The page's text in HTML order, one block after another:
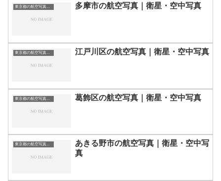
多摩市の航空写真｜衛星・空中写真
江戸川区の航空写真｜衛星・空中写真
葛飾区の航空写真｜衛星・空中写真
東京都の航空写真・空中写真
あきる野市の航空写真｜衛星・空中写
真